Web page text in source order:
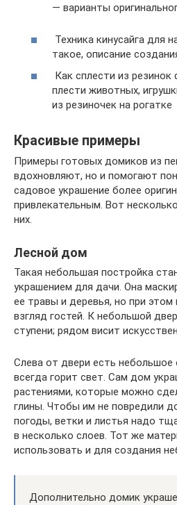
— варианты
Техника кинусайга для
такое, описание
Как сплести из резинок
плести животных,
из резиночек на рогатке
Красивые примеры
Примеры готовых домиков из
вдохновляют, но и помогают
садовое украшение более
привлекательным. Вот
них.
Лесной дом
Такая небольшая постройка
украшением для дачи. Она
ее травы и деревья, но при этом
взгляд гостей. К небольшой
ступени; рядом висит
Слева от двери есть
всегда горит свет. Сам дом
растениями, которые можно
глины. Чтобы им не повредили
погоды, ветки и листья надо
в несколько слоев. Тот же
использовать и для создания
Дополнительно домик